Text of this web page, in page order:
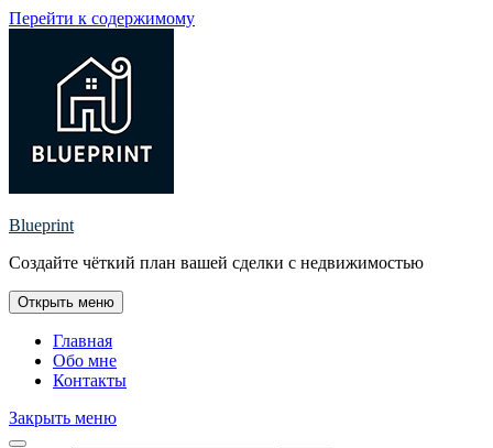
Перейти к содержимому
Blueprint
Создайте чёткий план вашей сделки с недвижимостью
Открыть меню
Главная
Обо мне
Контакты
Закрыть меню